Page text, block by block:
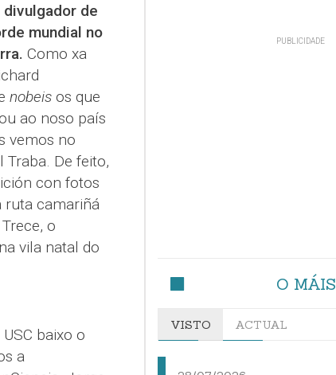
de
mundial no
Como xa
nobeisos que
ao noso país
vemos no
De feito,
con fotos
ruta camariñá
o
vila natal do
baixo o
a
O MÁIS
VISTO ACTUAL